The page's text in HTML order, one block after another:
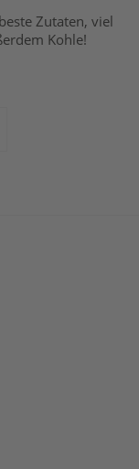
Zutaten, viel
Kohle!